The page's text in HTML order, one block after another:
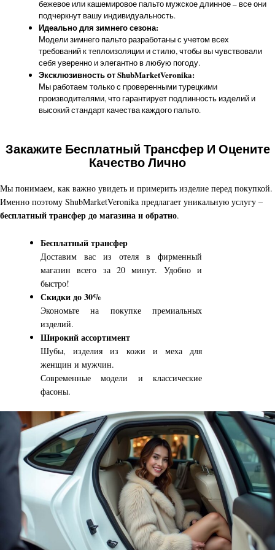
бежевое или кашемировое пальто мужское длинное – все они
подчеркнут вашу индивидуальность.
Идеально для зимнего сезона:
Модели зимнего пальто разработаны с учетом всех
требований к теплоизоляции и стилю, чтобы вы чувствовали
себя уверенно и элегантно в любую погоду.
Эксклюзивность от ShubMarketVeronika:
Мы работаем только с проверенными турецкими
производителями, что гарантирует подлинность изделий и
высокий стандарт качества каждого пальто.
Закажите Бесплатный Трансфер И Оцените
Качество Лично
Мы понимаем, как важно увидеть и примерить изделие перед покупкой.
Именно поэтому ShubMarketVeronika предлагает уникальную услугу –
бесплатный трансфер до магазина и обратно.
Бесплатный трансфер
Доставим вас из отеля в фирменный
магазин всего за 20 минут. Удобно и
быстро!
Скидки до 30%
Экономьте на покупке премиальных
изделий.
Широкий ассортимент
Шубы, изделия из кожи и меха для
женщин и мужчин.
Современные модели и классические
фасоны.